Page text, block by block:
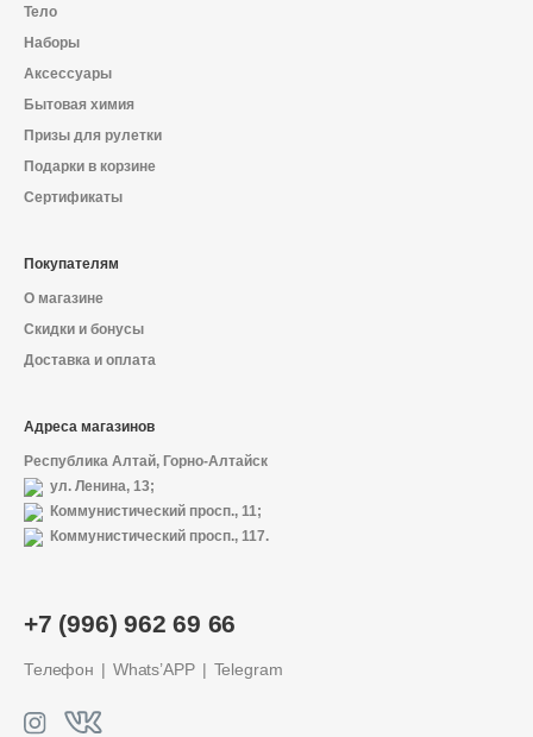
+7 (996) 962 69 66
Телефон Whats’APP Telegram
Тело
Наборы
Аксессуары
Бытовая химия
Призы для рулетки
Подарки в корзине
Сертификаты
Покупателям
О магазине
Скидки и бонусы
Доставка и оплата
Адреса магазинов
Республика Алтай, Горно-Алтайск
ул. Ленина, 13;
Коммунистический просп., 11;
Коммунистический просп., 117.